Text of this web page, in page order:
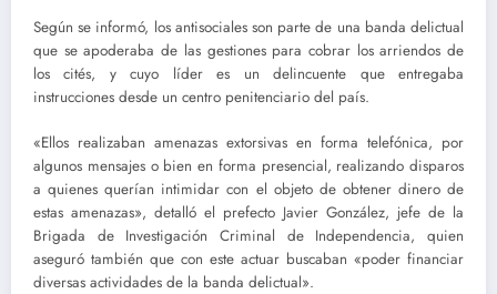
Según se informó, los antisociales son parte de una banda delictual
que se apoderaba de las gestiones para cobrar los arriendos de
los cités, y cuyo líder es un delincuente que entregaba
instrucciones desde un centro penitenciario del país.
«Ellos realizaban amenazas extorsivas en forma telefónica, por
algunos mensajes o bien en forma presencial, realizando disparos
a quienes querían intimidar con el objeto de obtener dinero de
estas amenazas», detalló el prefecto Javier González, jefe de la
Brigada de Investigación Criminal de Independencia, quien
aseguró también que con este actuar buscaban «poder financiar
diversas actividades de la banda delictual».